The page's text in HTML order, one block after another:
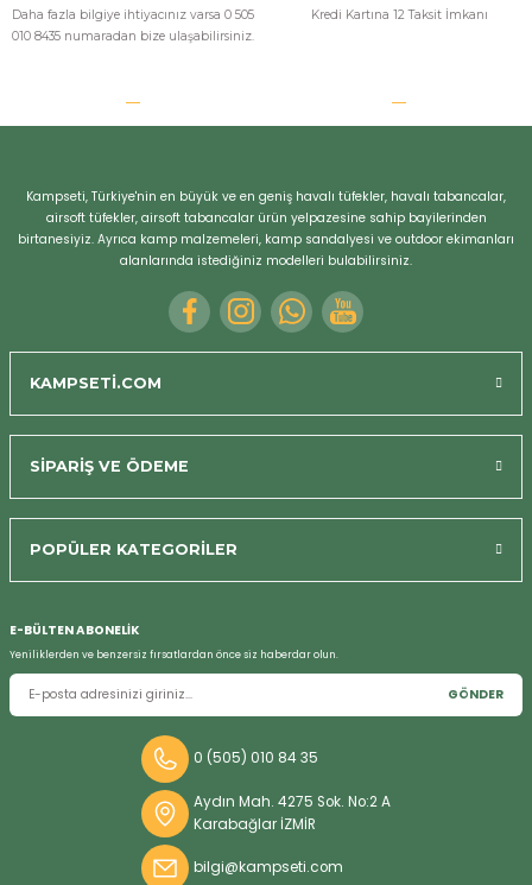
Daha fazla bilgiye ihtiyacınız varsa 0 505
010 8435 numaradan bize ulaşabilirsiniz.
Kredi Kartına 12 Taksit İmkanı
Kampseti, Türkiye'nin en büyük ve en geniş havalı tüfekler, havalı tabancalar,
airsoft tüfekler, airsoft tabancalar ürün yelpazesine sahip bayilerinden
birtanesiyiz. Ayrıca kamp malzemeleri, kamp sandalyesi ve outdoor ekimanları
alanlarında istediğiniz modelleri bulabilirsiniz.
KAMPSETİ.COM
SİPARİŞ VE ÖDEME
POPÜLER KATEGORİLER
E-BÜLTEN ABONELİK
Yeniliklerden ve benzersiz fırsatlardan önce siz haberdar olun.
GÖNDER
0 (505) 010 84 35
Aydın Mah. 4275 Sok. No:2 A
Karabağlar İZMİR
bilgi@kampseti.com